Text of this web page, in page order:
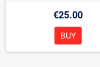
€25.00
BUY